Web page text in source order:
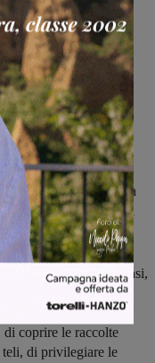
lungo le strade
in cui saranno
totale di 6 passaggi.
però che
anche a precisi
delle loro aree
il momento più
che l’insetto diventi
questo senso bisogna
molto dal luogo in cui
d’acqua(sottovasi,
pneumatici
dai tombini e dalle
di coprire le raccolte
teli, di privilegiare le